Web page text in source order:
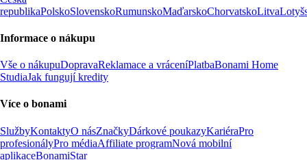
republikaPolskoSlovenskoRumunskoMaďarskoChorvatskoLitva
Informace o nákupu
Vše o nákupuDopravaReklamace a vráceníPlatbaBonami Home
StudiaJak fungují kredity
Více o bonami
SlužbyKontaktyO násZnačkyDárkové poukazyKariéraPro
profesionályPro médiaAffiliate programNová mobilní
aplikaceBonamiStar